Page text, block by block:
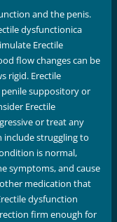
and the penis.
dysfunctionica
Erectile
flow changes can be
rigid. Erectile
penile suppository or
Erectile
or treat any
include struggling to
is normal,
symptoms, and cause
medication that
dysfunction
firm enough for